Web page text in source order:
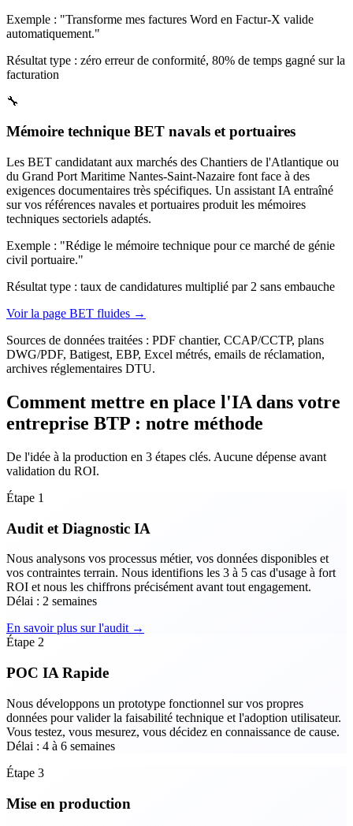
Exemple : "Transforme mes factures Word en Factur-X valide
automatiquement."
Résultat type : zéro erreur de conformité, 80% de temps gagné sur la
facturation
🔧
Mémoire technique BET navals et portuaires
Les BET candidatant aux marchés des Chantiers de l'Atlantique ou
du Grand Port Maritime Nantes-Saint-Nazaire font face à des
exigences documentaires très spécifiques. Un assistant IA entraîné
sur vos références navales et portuaires produit les mémoires
techniques sectoriels adaptés.
Exemple : "Rédige le mémoire technique pour ce marché de génie
civil portuaire."
Résultat type : taux de candidatures multiplié par 2 sans embauche
Voir la page BET fluides →
Sources de données traitées : PDF chantier, CCAP/CCTP, plans
DWG/PDF, Batigest, EBP, Excel métrés, emails de réclamation,
archives réglementaires DTU.
Comment mettre en place l'IA dans votre
entreprise BTP : notre méthode
De l'idée à la production en 3 étapes clés. Aucune dépense avant
validation du ROI.
Étape 1
Audit et Diagnostic IA
Nous analysons vos processus métier, vos données disponibles et
vos contraintes terrain. Nous identifions les 3 à 5 cas d'usage à fort
ROI et nous les chiffrons précisément avant tout engagement.
Délai : 2 semaines
En savoir plus sur l'audit →
Étape 2
POC IA Rapide
Nous développons un prototype fonctionnel sur vos propres
données pour valider la faisabilité technique et l'adoption utilisateur.
Vous testez, vous mesurez, vous décidez en connaissance de cause.
Délai : 4 à 6 semaines
Étape 3
Mise en production